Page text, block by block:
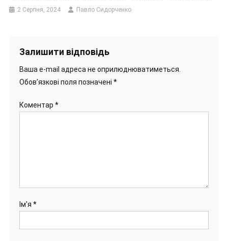
2 Серпня, 2024 Павло Сидорченко
Залишити відповідь
Ваша e-mail адреса не оприлюднюватиметься.
Обов’язкові поля позначені *
Коментар *
Ім'я *